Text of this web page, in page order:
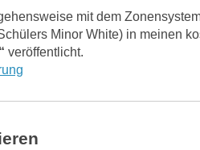
mit dem
Minor White) in meinen
veröffentlicht.